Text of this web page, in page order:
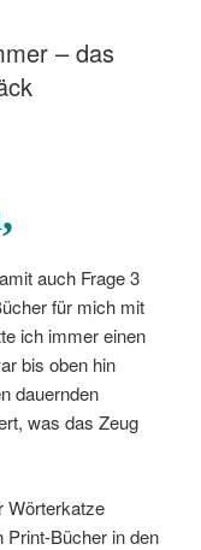
– das
auch Frage 3
für mich mit
ich immer einen
bis oben hin
dauernden
was das Zeug
Wörterkatze
Print-Bücher in den